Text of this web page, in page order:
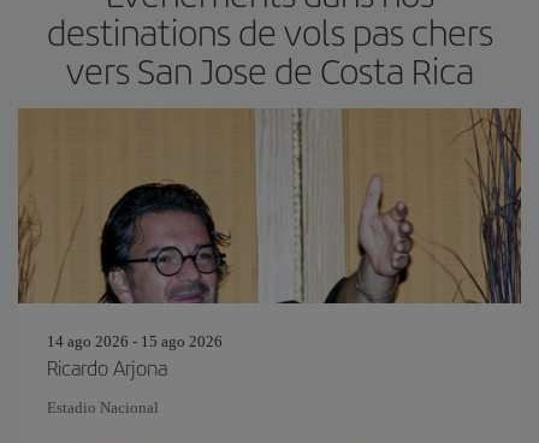
destinations de vols pas chers
vers San Jose de Costa Rica
14 ago 2026 - 15 ago 2026
Ricardo Arjona
Estadio Nacional